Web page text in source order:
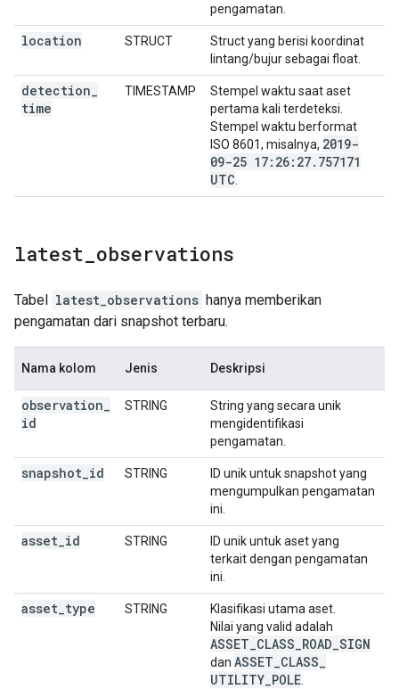
pengamatan.
location STRUCT
Struct yang berisi koordinat
lintang/bujur sebagai float.
detection
time
TIMESTAMP
Stempel waktu saat aset
pertama kali terdeteksi.
Stempel waktu berformat
ISO 8601, misalnya, 2019-
09-25 17:26:27. 757171
UTC
latest observations
Tabel latest_observations hanya memberikan
pengamatan dari snapshot terbaru.
Nama kolom Jenis Deskripsi
observation
id
STRING
String yang secara unik
mengidentifikasi
pengamatan.
snapshot id STRING
ID unik untuk snapshot yang
mengumpulkan pengamatan
ini.
asset id STRING
ID unik untuk aset yang
terkait dengan pengamatan
ini.
asset type STRING
Klasifikasi utama aset.
Nilai yang valid adalah
ASSET CLASS ROAD SIGN
dan ASSET CLASS
UTILITY POLE